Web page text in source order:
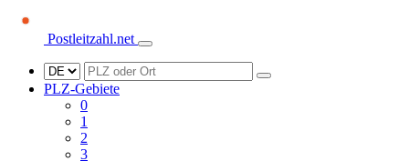
Postleitzahl.net
PLZ-Gebiete
0
1
2
3